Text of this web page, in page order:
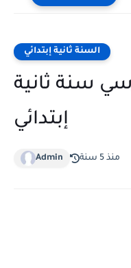
السنة ثانية إبتدائي
سنة ثانية
إبتدائي
Admin منذ 5 سنة